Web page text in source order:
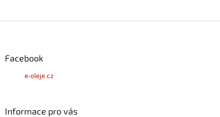
Facebook
e-oleje.cz
Informace pro vás